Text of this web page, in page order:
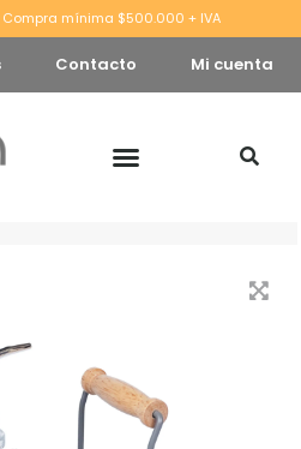
mínima $500.000 + IVA
Contacto Mi cuenta